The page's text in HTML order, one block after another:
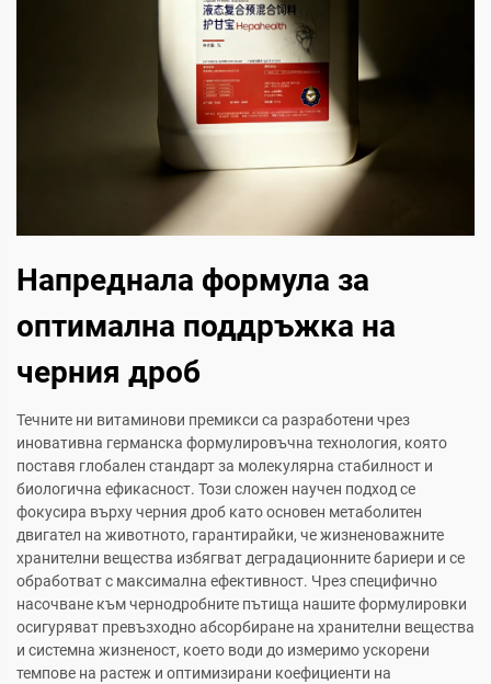
Напреднала формула за
оптимална поддръжка на
черния дроб
Течните ни витаминови премикси са разработени чрез
иновативна германска формулировъчна технология, която
поставя глобален стандарт за молекулярна стабилност и
биологична ефикасност. Този сложен научен подход се
фокусира върху черния дроб като основен метаболитен
двигател на животното, гарантирайки, че жизненоважните
хранителни вещества избягват деградационните бариери и се
обработват с максимална ефективност. Чрез специфично
насочване към чернодробните пътища нашите формулировки
осигуряват превъзходно абсорбиране на хранителни вещества
и системна жизненост, което води до измеримо ускорени
темпове на растеж и оптимизирани коефициенти на